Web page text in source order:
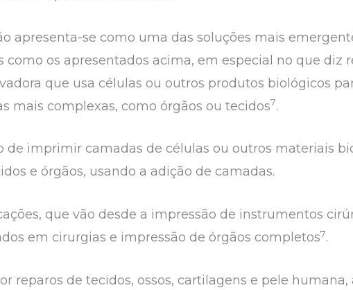
apresenta-se como uma das soluções mais
os apresentados acima, em especial no que diz
que usa células ou outros produtos biológicos
mais complexas, como órgãos ou tecidos7.
de imprimir camadas de células ou outros materiais
e órgãos, usando a adição de camadas.
que vão desde a impressão de instrumentos
em cirurgias e impressão de órgãos completos7.
reparos de tecidos, ossos, cartilagens e pele humana,